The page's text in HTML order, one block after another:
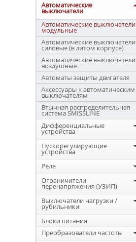
Автоматические
выключатели
Автоматические выключатели
модульные
Автоматические выключатели
силовые (в литом корпусе)
Автоматические выключатели
воздушные
Автоматы защиты двигателя
Аксессуары к автоматическим
выключателям
Втычная распределительная
система SMISSLINE
Дифференциальные
устройства
Пускорегулирующие
устройства
Реле
Ограничители
перенапряжения (УЗИП)
Выключатели нагрузки /
рубильники
Блоки питания
Преобразователи частоты